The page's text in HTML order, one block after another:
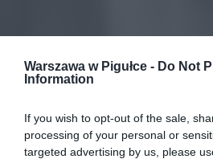
Warszawa w Pigułce - Do Not
Information
If you wish to opt-out of the sale,
processing of your personal or
targeted advertising by us, please